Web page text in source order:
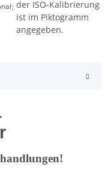
: